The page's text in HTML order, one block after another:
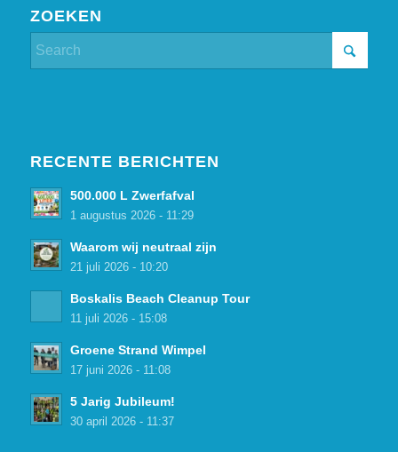
ZOEKEN
RECENTE BERICHTEN
500.000 L Zwerfafval
1 augustus 2026 - 11:29
Waarom wij neutraal zijn
21 juli 2026 - 10:20
Boskalis Beach Cleanup Tour
11 juli 2026 - 15:08
Groene Strand Wimpel
17 juni 2026 - 11:08
5 Jarig Jubileum!
30 april 2026 - 11:37